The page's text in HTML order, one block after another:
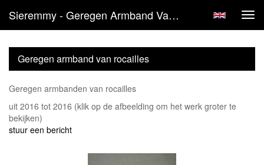
Sieremmy - Geregen Armband Van Rocailles
Geregen armband van rocailles
Geregen armbanden van rocailles
uit 2016 tot 2016 (klik op de afbeelding om het werk groter te
bekijken)
stuur een bericht